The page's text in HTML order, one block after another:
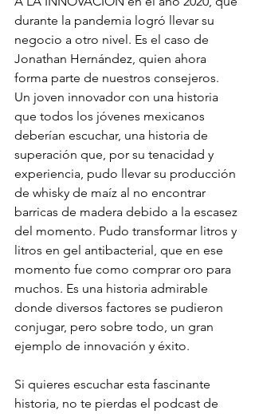
durante la pandemia logró llevar su
negocio a otro nivel. Es el caso de
Jonathan Hernández, quien ahora
forma parte de nuestros consejeros.
Un joven innovador con una historia
que todos los jóvenes mexicanos
deberían escuchar, una historia de
superación que, por su tenacidad y
experiencia, pudo llevar su producción
de whisky de maíz al no encontrar
barricas de madera debido a la escasez
del momento. Pudo transformar litros y
litros en gel antibacterial, que en ese
momento fue como comprar oro para
muchos. Es una historia admirable
donde diversos factores se pudieron
conjugar, pero sobre todo, un gran
ejemplo de innovación y éxito.
Si quieres escuchar esta fascinante
historia, no te pierdas el podcast de